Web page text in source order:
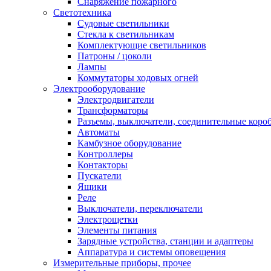
Светотехника
Судовые светильники
Стекла к светильникам
Комплектующие светильников
Патроны / цоколи
Лампы
Коммутаторы ходовых огней
Электрооборудование
Электродвигатели
Трансформаторы
Разъемы, выключатели, соединительные
Автоматы
Камбузное оборудование
Контроллеры
Контакторы
Пускатели
Ящики
Реле
Выключатели, переключатели
Электрощетки
Элементы питания
Зарядные устройства, станции и адаптеры
Аппаратура и системы оповещения
Измерительные приборы, прочее